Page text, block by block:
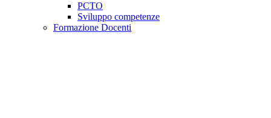
PCTO
Sviluppo competenze
Formazione Docenti